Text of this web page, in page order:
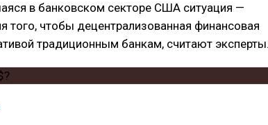
в банковском секторе США ситуация —
того, чтобы децентрализованная финансовая
традиционным банкам, считают